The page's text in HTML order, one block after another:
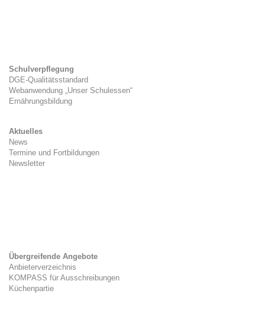
Schulverpflegung
DGE-Qualitätsstandard
Webanwendung „Unser Schulessen“
Ernährungsbildung
Aktuelles
News
Termine und Fortbildungen
Newsletter
Übergreifende Angebote
Anbieterverzeichnis
KOMPASS für Ausschreibungen
Küchenpartie